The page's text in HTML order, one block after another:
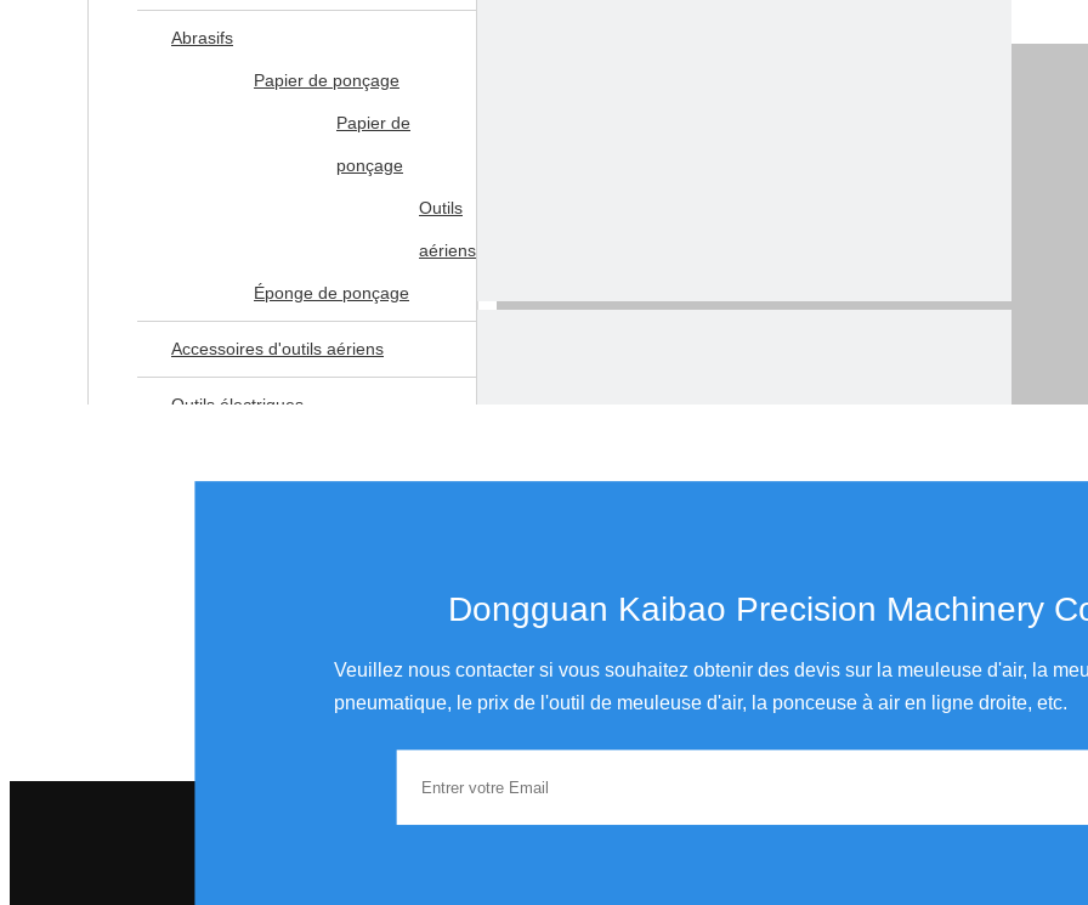
Abrasifs
Papier de ponçage
Papier de
ponçage
Outils
aériens
Éponge de ponçage
Accessoires d'outils aériens
Outils électriques
Dongguan Kaibao Precision Machinery
Veuillez nous contacter si vous souhaitez obtenir des devis sur la meuleuse d'air, la
pneumatique, le prix de l'outil de meuleuse d'air, la ponceuse à air en ligne droite, etc.